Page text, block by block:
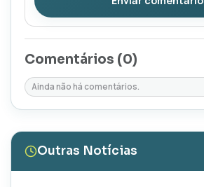
Comentários (0)
Ainda não há comentários.
Outras Notícias